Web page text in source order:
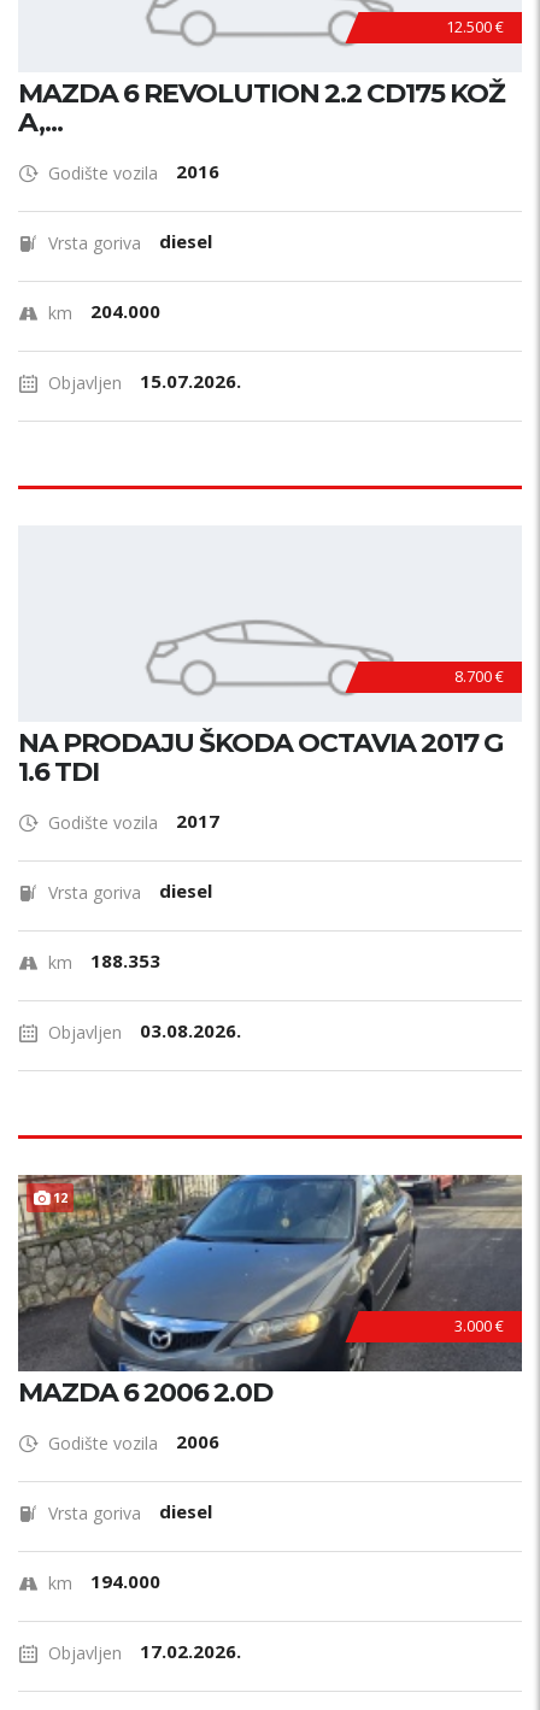
12.500 €
MAZDA 6 REVOLUTION 2.2 CD175 KOŽ
A,...
Godište vozila 2016
Vrsta goriva diesel
km 204.000
Objavljen 15.07.2026.
8.700 €
NA PRODAJU ŠKODA OCTAVIA 2017 G
1.6 TDI
Godište vozila 2017
Vrsta goriva diesel
km 188.353
Objavljen 03.08.2026.
12
3.000 €
MAZDA 6 2006 2.0D
Godište vozila 2006
Vrsta goriva diesel
km 194.000
Objavljen 17.02.2026.